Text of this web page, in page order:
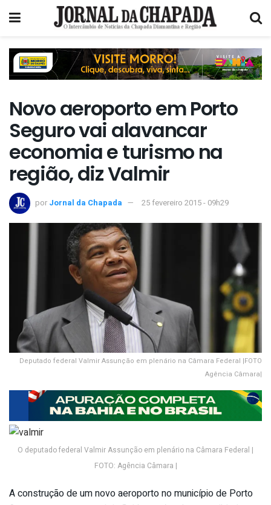
Novo aeroporto em Porto
Seguro vai alavancar
economia e turismo na
região, diz Valmir
por Jornal da Chapada 25 fevereiro 2015 - 09h29
Deputado federal Valmir Assunção em plenário na Câmara Federal |FOTO
Agência Câmara|
O deputado federal Valmir Assunção em plenário na Câmara Federal |
FOTO: Agência Câmara |
A construção de um novo aeroporto no município de Porto